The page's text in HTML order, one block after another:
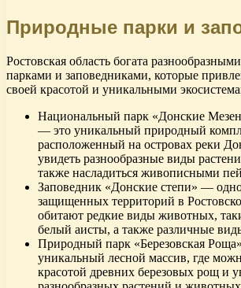
Природные парки и
Ростовская область богата
парками и заповедниками, которые
своей красотой и уникальными
Национальный парк «Донские
— это уникальный природный
расположенный на островах реки
увидеть разнообразные виды
также насладиться живописными
Заповедник «Донские степи» —
защищенных территорий в
обитают редкие виды животных,
белый аисты, а также различные
Природный парк «Березовская
уникальный лесной массив, где
красотой древних березовых рощ и